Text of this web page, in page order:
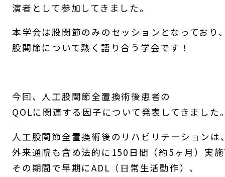
演者として参加してきました。
本学会は股関節のみのセッションとなっており、
股関節について熱く語り合う学会です！
今回、人工股関節全置換術後患者の
QOLに関連する因子について発表してきました。
人工股関節全置換術後のリハビリテーションは、
外来通院も含め法的に150日間（約5ヶ月）実施
その期間で早期にADL（日常生活動作）、